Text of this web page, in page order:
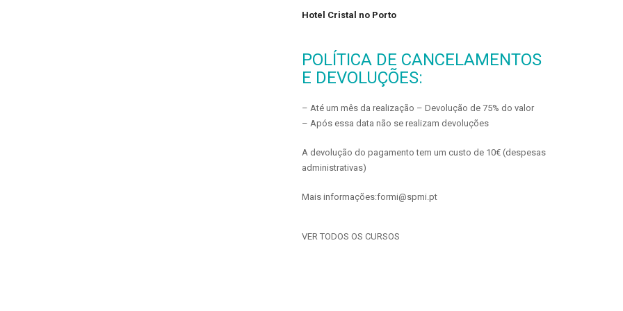
Hotel Cristal no Porto
POLÍTICA DE CANCELAMENTOS
E DEVOLUÇÕES:
– Até um mês da realização – Devolução de 75% do valor
– Após essa data não se realizam devoluções
A devolução do pagamento tem um custo de 10€ (despesas
administrativas)
Mais informações:formi@spmi.pt
VER TODOS OS CURSOS